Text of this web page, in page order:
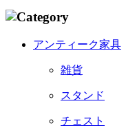
アンティーク家具
雑貨
スタンド
チェスト